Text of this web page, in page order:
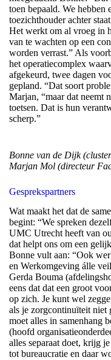
toen bepaald. We hebben
toezichthouder achter
Het werkt om al vroeg in
van te wachten op een
worden verrast.” Als
het operatiecomplex
afgekeurd, twee dagen
gepland. “Dat soort
Marjan, “maar dat neemt
toetsen. Dat is hun
scherp.”
Bonne van de Dijk
Marjan Mol (directeur
Gesprekspartners
Wat maakt het dat de
begint: “We spreken
UMC Utrecht heeft van
dat helpt ons om een
Bonne vult aan: “Ook
en Werkomgeving álle
Gerda Bouma
eens dat dat een groot
op zich. Je kunt wel
als je zorgcontinuïteit niet
moet alles in samenhang
(hoofd
alles separaat doet, krijg
tot bureaucratie en daar